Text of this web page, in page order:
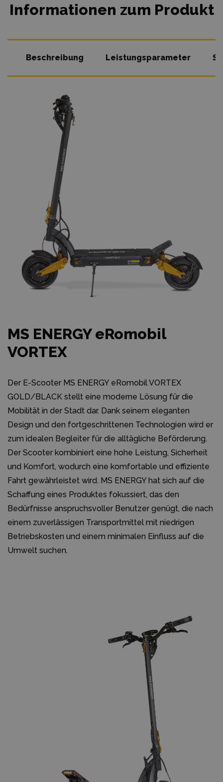
Informationen zum Produkt
Beschreibung Leistungsparameter
MS ENERGY eRomobil
VORTEX
Der E-Scooter MS ENERGY eRomobil VORTEX
GOLD/BLACK stellt eine moderne Lösung für die
Mobilität in der Stadt dar. Dank seinem eleganten
Design und den fortgeschrittenen Technologien wird er
zum idealen Begleiter für die alltägliche Beförderung.
Der Scooter kombiniert eine hohe Leistung, Sicherheit
und Komfort, wodurch eine komfortable und effiziente
Fahrt gewährleistet wird. MS ENERGY hat sich auf die
Schaffung eines Produktes fokussiert, das den
Bedürfnisse anspruchsvoller Benutzer genügt, die nach
einem zuverlässigen Transportmittel mit niedrigen
Betriebskosten und einem minimalen Einfluss auf die
Umwelt suchen.